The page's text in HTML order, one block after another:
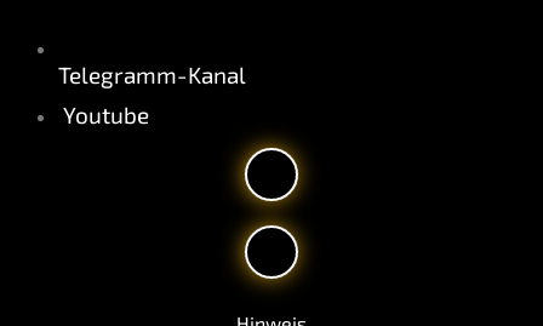
Telegramm-Kanal
Youtube